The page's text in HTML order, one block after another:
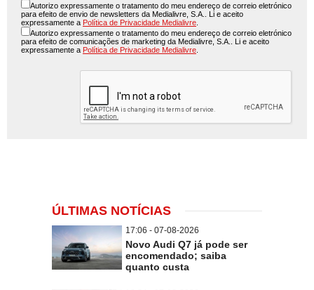
Autorizo expressamente o tratamento do meu endereço de correio eletrónico
para efeito de envio de newsletters da Medialivre, S.A.. Li e aceito
expressamente a Política de Privacidade Medialivre
Autorizo expressamente o tratamento do meu endereço de correio eletrónico
para efeito de comunicações de marketing da Medialivre, S.A.. Li e aceito
expressamente a Política de Privacidade Medialivre
ÚLTIMAS NOTÍCIAS
17:06 - 07-08-2026
Novo Audi Q7 já pode ser
encomendado; saiba
quanto custa